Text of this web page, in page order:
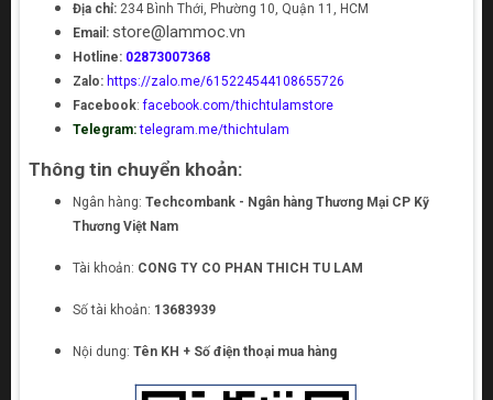
Địa chỉ: 234 Bình Thới, Phường 10, Quận 11, HCM
Email: store@lammoc.vn
Hotline: 02873007368
Zalo: https://zalo.me/615224544108655726
Facebook:facebook.com/thichtulamstore
Telegram: telegram.me/thichtulam
Thông tin chuyển khoản:
Ngân hàng: Techcombank - Ngân hàng Thương Mại CP Kỹ
Thương Việt Nam
Tài khoản: CONG TY CO PHAN THICH TU LAM
Số tài khoản: 13683939
Nội dung: Tên KH + Số điện thoại mua hàng